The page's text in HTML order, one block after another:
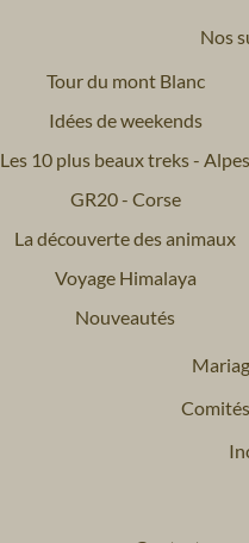
Nos
Tour du mont Blanc
Idées de weekends
Les 10 plus beaux treks - Alpes
GR20 - Corse
La découverte des animaux
Voyage Himalaya
Nouveautés